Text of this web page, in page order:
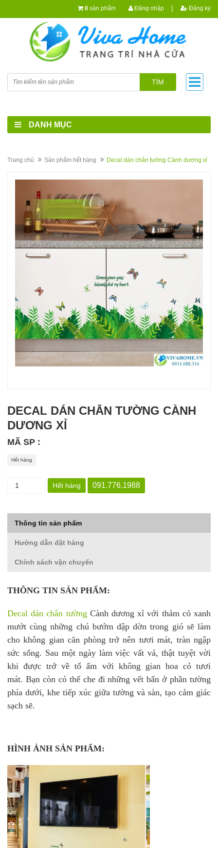
0 sản phẩm Đăng nhập | Đăng ký
TÌM
DANH MỤC
Trang chủ Sản phẩm hết hàng Decal dán chân tường Cành dương xỉ
DECAL DÁN CHÂN TƯỜNG CÀNH
DƯƠNG XỈ
MÃ SP :
Hết hàng
Hết hàng 091.776.1988
Thông tin sản phẩm
Hướng dẫn đặt hàng
Chính sách vận chuyển
THÔNG TIN SẢN PHẨM:
Decal dán chân tường Cành dương xỉ với thảm cỏ xanh
mướt cùng những chú bướm dập dờn trong gió sẽ làm
cho không gian căn phòng trở nên tươi mát, tràn ngập
sức sống. Sau một ngày làm việc vất vả, thật tuyệt vời
khi được trở về tổ ấm với không gian hoa cỏ tươi
mát. Bạn còn có thể che đi những vết bẩn ở phần tường
phía dưới, khe tiếp xúc giữa tường và sàn, tạo cảm giác
sạch sẽ.
HÌNH ẢNH SẢN PHẨM: